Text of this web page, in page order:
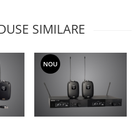
SIMILARE
NOU